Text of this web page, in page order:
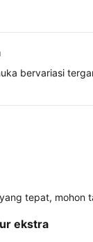
bervariasi
tepat,
ekstra